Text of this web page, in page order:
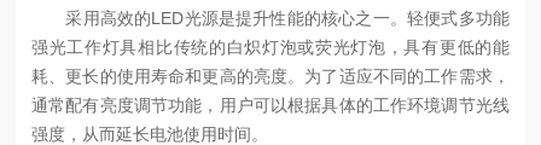
采用高效的LED光源是提升性能的核心之一。轻便式多功能
强光工作灯具相比传统的白炽灯泡或荧光灯泡，具有更低的能
耗、更长的使用寿命和更高的亮度。为了适应不同的工作需求，
通常配有亮度调节功能，用户可以根据具体的工作环境调节光线
强度，从而延长电池使用时间。